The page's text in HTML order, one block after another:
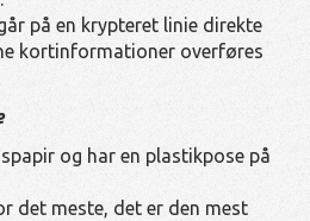
på en krypteret linie direkte
kortinformationer overføres
og har en plastikpose på
det meste, det er den mest